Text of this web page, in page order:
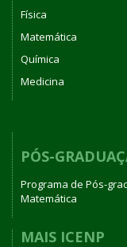
Física
Matemática
Química
Medicina
PÓS-
Programa de Pós-
Matemática
MAIS ICENP